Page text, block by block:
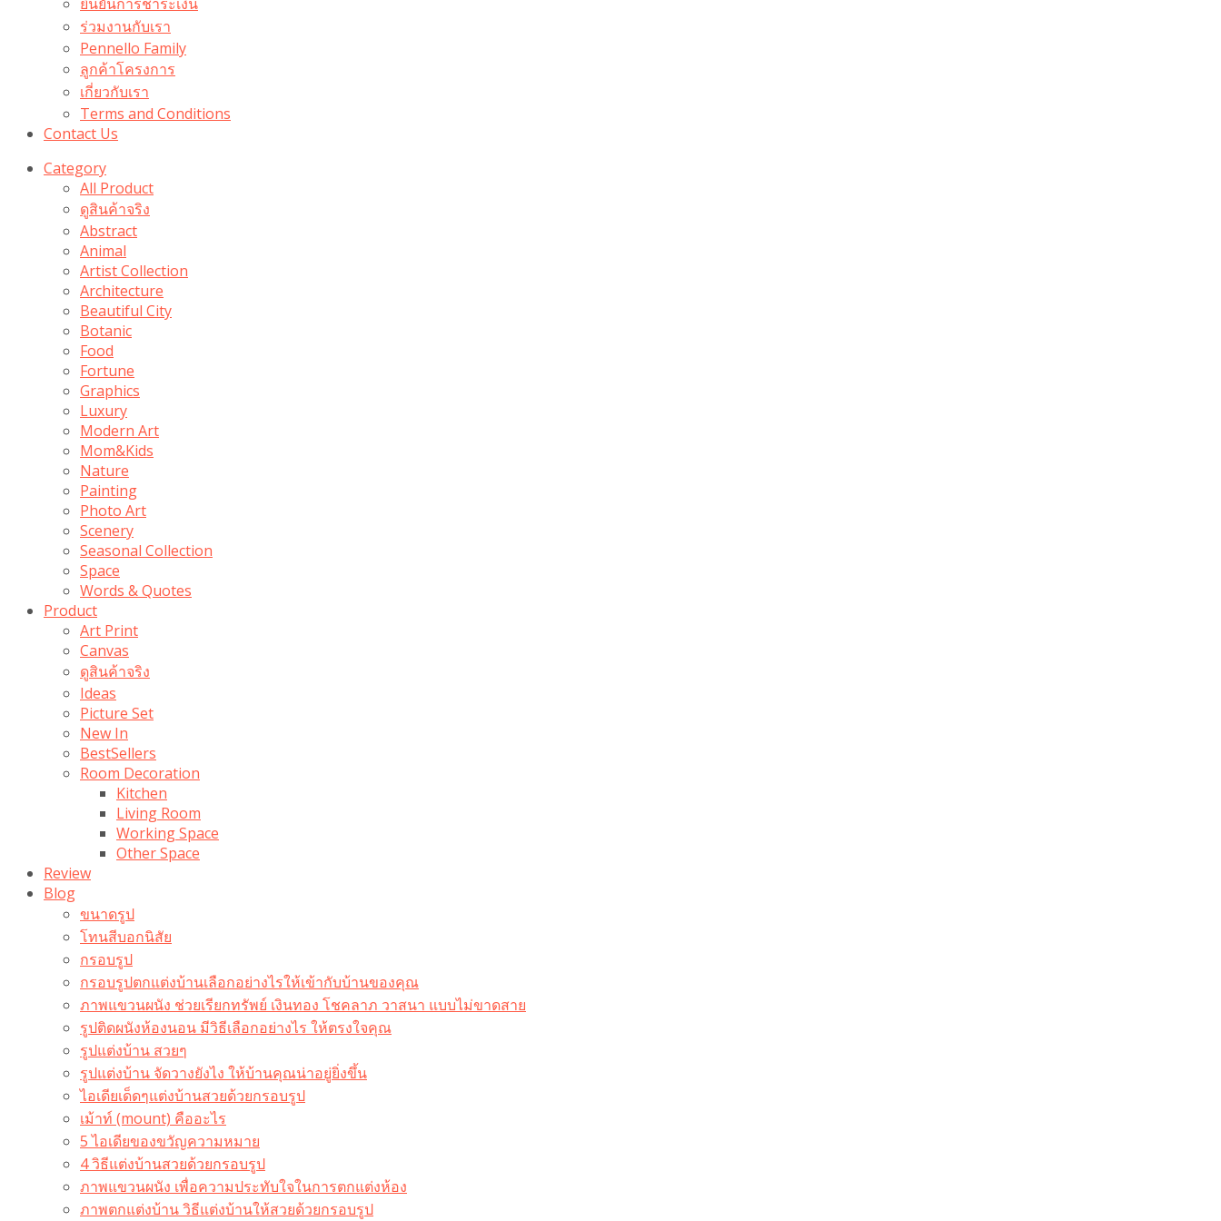
ร่วมงานกับเรา
Pennello Family
ลูกค้าโครงการ
เกี่ยวกับเรา
Terms and Conditions
Contact Us
Category
All Product
ดูสินค้าจริง
Abstract
Animal
Artist Collection
Architecture
Beautiful City
Botanic
Food
Fortune
Graphics
Luxury
Modern Art
Mom&Kids
Nature
Painting
Photo Art
Scenery
Seasonal Collection
Space
Words & Quotes
Product
Art Print
Canvas
ดูสินค้าจริง
Ideas
Picture Set
New In
BestSellers
Room Decoration
Kitchen
Living Room
Working Space
Other Space
Review
Blog
ขนาดรูป
โทนสีบอกนิสัย
กรอบรูป
กรอบรูปตกแต่งบ้านเลือกอย่างไรให้เข้ากับบ้านของคุณ
ภาพแขวนผนัง ช่วยเรียกทรัพย์ เงินทอง โชคลาภ วาสนา แบบไม่ขาดสาย
รูปติดผนังห้องนอน มีวิธีเลือกอย่างไร ให้ตรงใจคุณ
รูปแต่งบ้าน สวยๆ
รูปแต่งบ้าน จัดวางยังไง ให้บ้านคุณน่าอยู่ยิ่งขึ้น
ไอเดียเด็ดๆแต่งบ้านสวยด้วยกรอบรูป
เม้าท์ (mount) คืออะไร​
5 ไอเดียของขวัญความหมาย
4 วิธีแต่งบ้านสวยด้วยกรอบรูป
ภาพแขวนผนัง เพื่อความประทับใจในการตกแต่งห้อง
ภาพตกแต่งบ้าน วิธีแต่งบ้านให้สวยด้วยกรอบรูป